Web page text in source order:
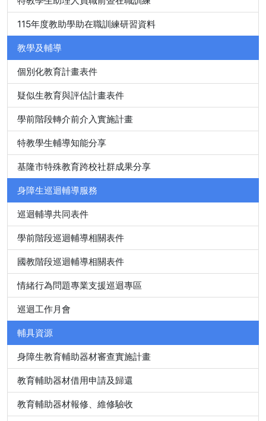
115年度教助學助在職訓練研習資料
教學及輔導
個別化教育計畫表件
疑似生教育與評估計畫表件
學前階段轉介前介入實施計畫
特教學生輔導知能分享
基隆市特殊教育跨校社群成果分享
身障生巡迴輔導服務
巡迴輔導共同表件
學前階段巡迴輔導相關表件
國教階段巡迴輔導相關表件
情緒行為問題專業支援巡迴專區
巡迴工作月會
輔具資源
身障生教育輔助器材審查實施計畫
教育輔助器材借用申請及歸還
教育輔助器材報修、維修驗收